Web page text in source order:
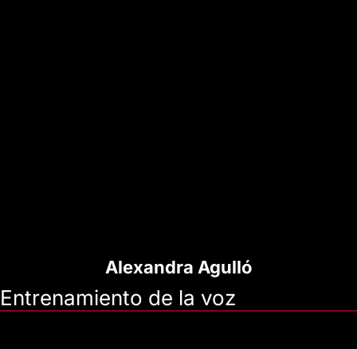
Alexandra Agulló
Entrenamiento de la voz